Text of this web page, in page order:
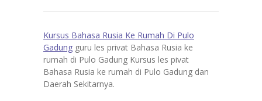
Kursus Bahasa Rusia Ke Rumah Di Pulo
Gadung guru les privat Bahasa Rusia ke
rumah di Pulo Gadung Kursus les pivat
Bahasa Rusia ke rumah di Pulo Gadung dan
Daerah Sekitarnya.